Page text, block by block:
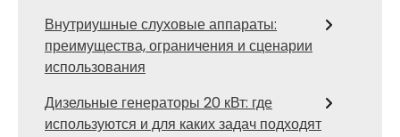
Внутриушные слуховые аппараты:
преимущества, ограничения и сценарии
использования
Дизельные генераторы 20 кВт: где
используются и для каких задач подходят